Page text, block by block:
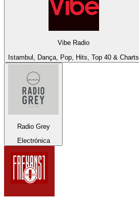
Vibe Radio
Istambul, Dança, Pop, Hits, Top 40 & Charts
Radio Grey
Electrónica